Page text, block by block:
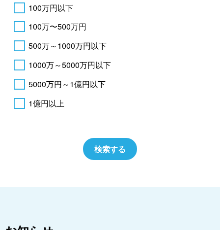
100万円以下
100万〜500万円
500万～1000万円以下
1000万～5000万円以下
5000万円～1億円以下
1億円以上